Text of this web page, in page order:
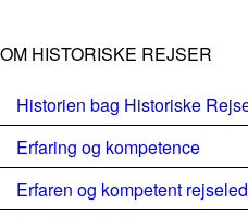
OM HISTORISKE REJSER
Historien bag Historiske
Erfaring og kompetence
Erfaren og kompetent